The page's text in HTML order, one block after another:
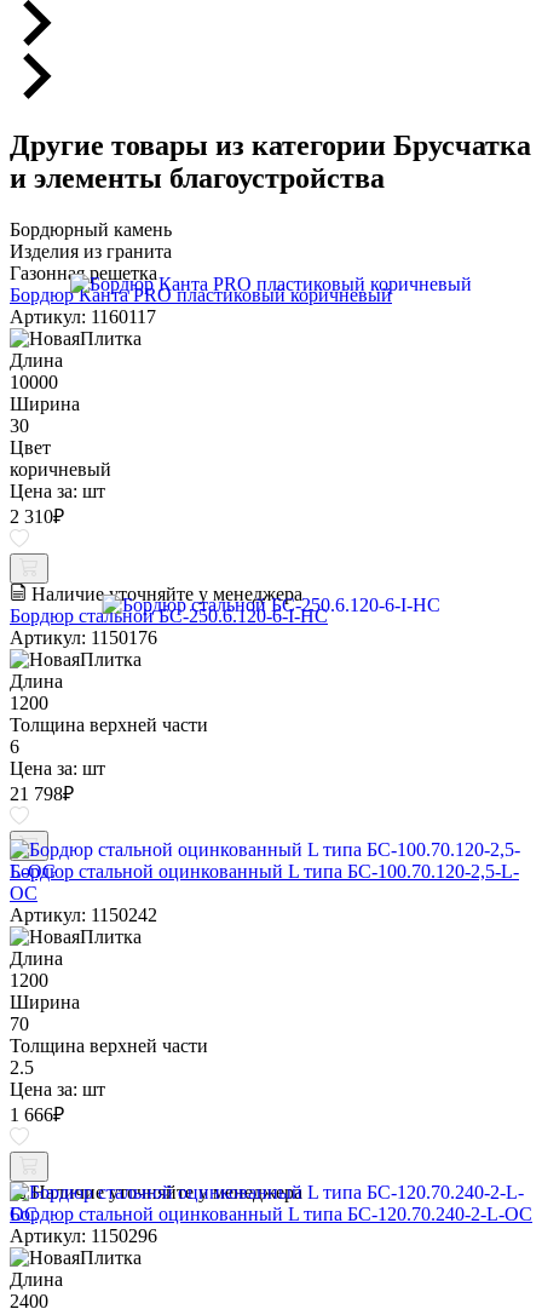
Другие товары из категории Брусчатка
и элементы благоустройства
Бордюрный камень
Изделия из гранита
Газонная решетка
Бордюр Канта PRO пластиковый коричневый
Артикул: 1160117
Длина
10000
Ширина
30
Цвет
коричневый
Цена за: шт
2 310₽
Наличие уточняйте у менеджера
Бордюр стальной БС-250.6.120-6-I-НС
Артикул: 1150176
Длина
1200
Толщина верхней части
6
Цена за: шт
21 798₽
Бордюр стальной оцинкованный L типа БС-100.70.120-2,5-L-
ОС
Артикул: 1150242
Длина
1200
Ширина
70
Толщина верхней части
2.5
Цена за: шт
1 666₽
Наличие уточняйте у менеджера
Бордюр стальной оцинкованный L типа БС-120.70.240-2-L-ОС
Артикул: 1150296
Длина
2400